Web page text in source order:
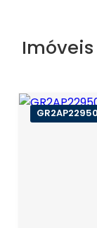
GR2AP22950